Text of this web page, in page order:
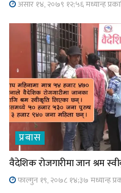
असार १४, २०७९ १२;५६ मध्यान्ह
प्रबास
वैदेशिक रोजगारीमा जान श्रम
फाल्गुन १९, २०७८ १४;३७ मध्यान्ह